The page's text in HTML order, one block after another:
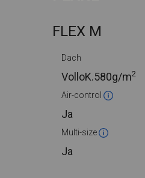
FLEX M
Dach
VolloK.580g/m2
Air-control
Ja
Multi-size
Ja